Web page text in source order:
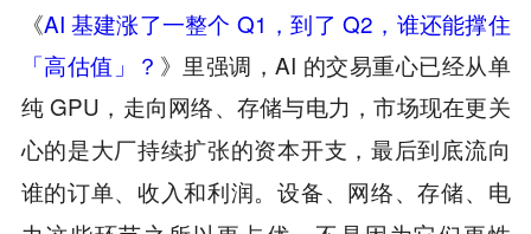
《AI 基建涨了一整个 Q1，到了 Q2，谁还能撑住
「高估值」？ 》里强调，AI 的交易重心已经从单
纯 GPU，走向网络、存储与电力，市场现在更关
心的是大厂持续扩张的资本开支，最后到底流向
谁的订单、收入和利润。设备、网络、存储、电